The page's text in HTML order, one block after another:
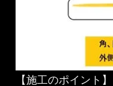
【施工のポイント】